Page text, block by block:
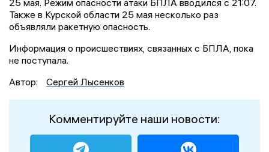
25 мая. Режим опасности атаки БПЛА вводился с 21:07.
Также в Курской области 25 мая несколько раз
объявляли ракетную опасность.
Информация о происшествиях, связанных с БПЛА, пока
не поступала.
Автор:
Сергей Лысенков
Комментируйте наши новости: